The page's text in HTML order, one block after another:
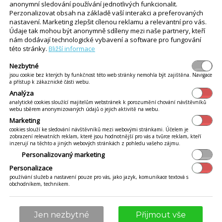
možnost můžete využít i mimo
Nebo kontaktujte svého
Seznam partnerů / dodávateLů
Výběrem podle produktu přejde
iKelp Pokladna
Seznam CZ Partnerů
iKelp POS MobileSeznam CZ Partnerů
anonymní sledování používání jednotlivých funkcionalit.
Perzonalizovat obsah na základě vaší interakci a preferovaných
nastavení. Marketing zlepšit cílenou reklamu a relevantní pro vás.
Údaje tak mohou být anonymně sdíleny mezi naše partnery, kteří
nám dodávají technologické vybavení a software pro fungování
této stránky. Bližší informace
Nezbytné
jsou cookie bez kterých by funkčnost této web stránky nemohla být zajištěna. Navigace
a přístup k zákaznické části webu.
Analýza
analytické cookies sloužící majitelům webstránek k porozumění chování návštěvníků
webu sběrem anonymizovaných údajů o jejich aktivitě na webu.
Marketing
cookies slouží ke sledování návštěvníků mezi webovými stránkami. Účelem je
zobrazení relevatních reklam, které jsou hodnotnější pro vás a tvůrce reklam, kteří
inzerují na těchto a jiných webových stránkách z pohledu vašeho zájmu.
Personalizovaný marketing
Personalizace
používání služeb a nastavení pouze pro vás, jako jazyk, komunikace textová s
obchodníkem, technikem.
Jen nezbytné Přijmout vše